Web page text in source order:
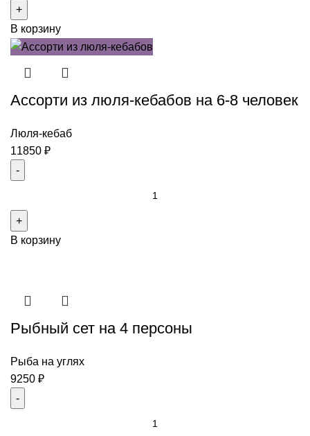
Ассорти
из
люля-
овощами
10-
12
человек
В корзину
Ассорти из люля-кебабов на 6-8 человек
Люля-кебаб
11850 ₽
Ассорти
из
8
В корзину
Рыбный сет на 4 персоны
Рыба на углях
9250 ₽